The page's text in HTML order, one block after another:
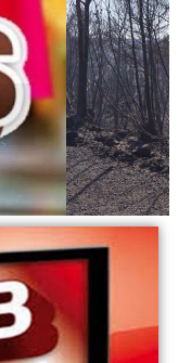
اليوم: